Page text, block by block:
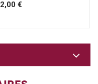
2,00 €